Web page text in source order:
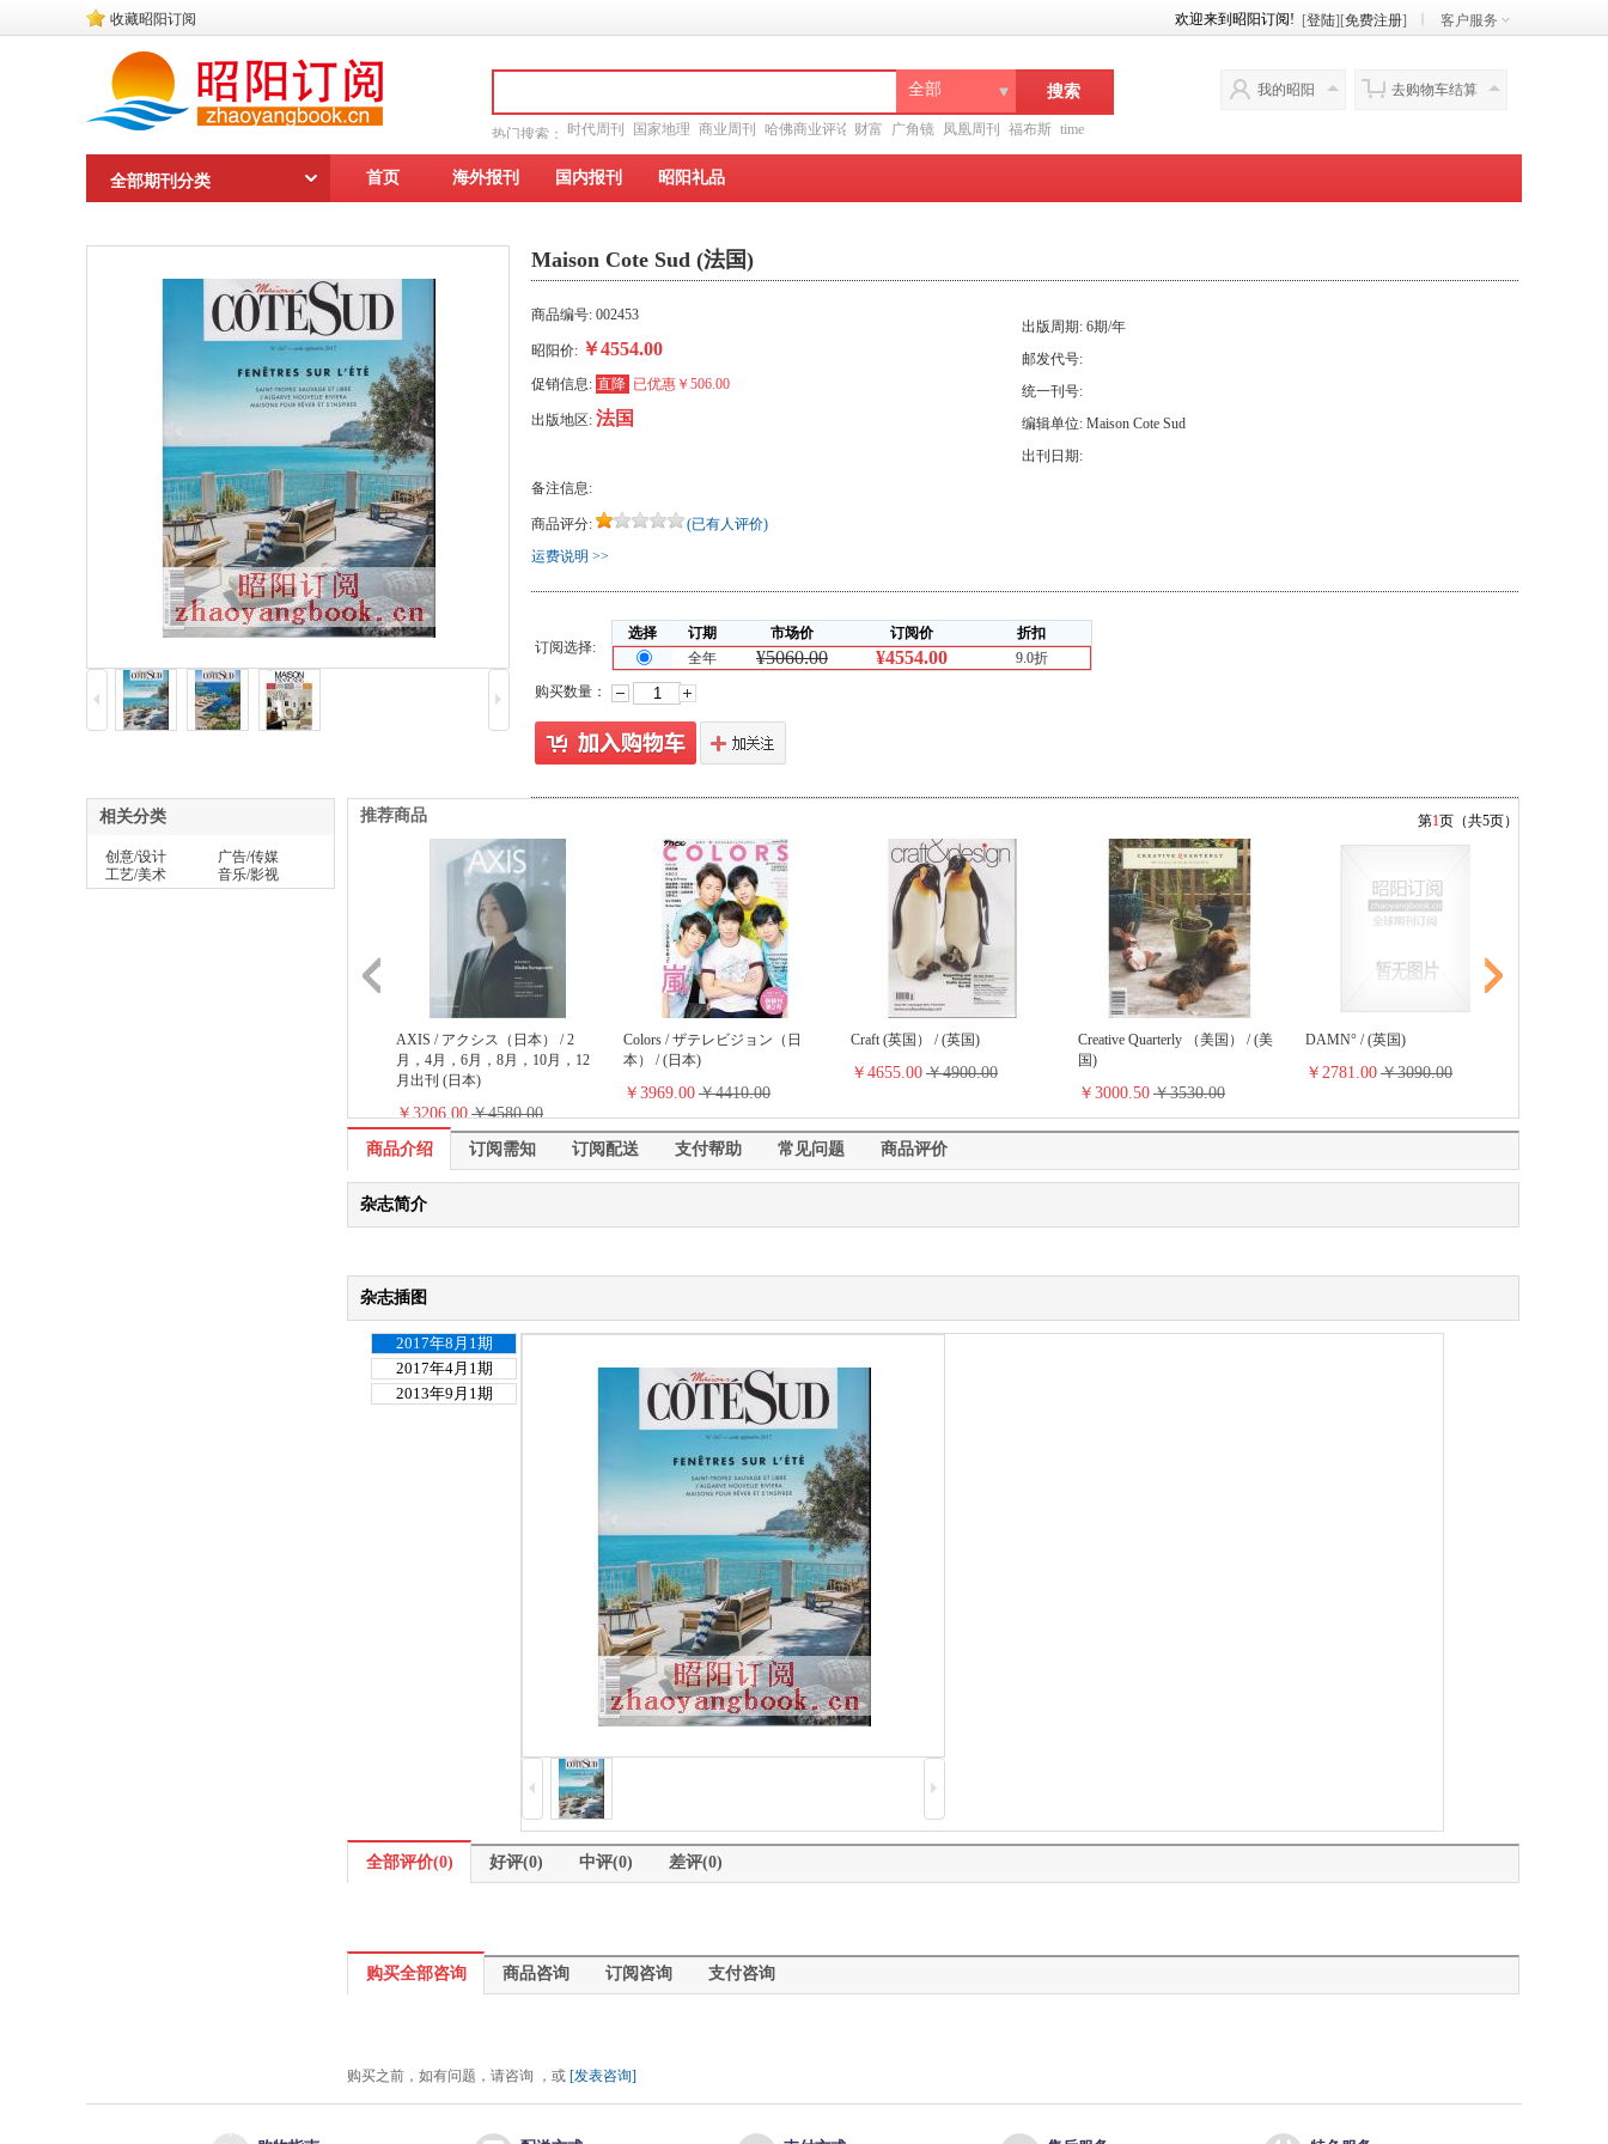
收藏昭阳订阅 欢迎来到昭阳订阅! [登陆][免费注册] 客户服务
全部 搜索
热门搜索： 时代周刊 国家地理 商业周刊 哈佛商业评论 财富 广角镜 凤凰周刊 福布斯 time
读者文摘
我的昭阳 去购物车结算
全部期刊分类 首页 海外报刊 国内报刊 昭阳礼品
Maison Cote Sud (法国)
商品编号: 002453
昭阳价: ￥4554.00
促销信息: 直降 已优惠￥506.00
出版地区: 法国
出版周期: 6期/年
邮发代号:
统一刊号:
编辑单位: Maison Cote Sud
出刊日期:
备注信息:
商品评分:
(已有人评价)
运费说明 >>
订阅选择:
选择 订期 市场价 订阅价
折扣
全年
¥5060.00 ¥4554.00
9.0折
购买数量：
相关分类
创意/设计
广告/传媒
工艺/美术
音乐/影视
推荐商品 第1页（共5页）
AXIS / アクシス（日本） / 2
月，4月，6月，8月，10月，12
月出刊 (日本)
￥3206.00 ￥4580.00
Colors / ザテレビジョン（日
本） / (日本)
￥3969.00 ￥4410.00
Craft (英国） / (英国)
￥4655.00 ￥4900.00
Creative Quarterly （美国） / (美
国)
￥3000.50 ￥3530.00
DAMN° / (英国)
￥2781.00 ￥3090.00
商品介绍
商品介绍 订阅需知 订阅配送 支付帮助 常见问题 商品评价
杂志简介
杂志插图
2017年8月1期
2017年4月1期
2013年9月1期
全部评价(0)
全部评价(0) 好评(0) 中评(0) 差评(0)
购买全部咨询
购买全部咨询 商品咨询 订阅咨询 支付咨询
购买之前，如有问题，请咨询 ，或 [发表咨询]